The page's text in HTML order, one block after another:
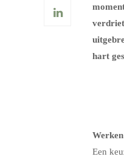
hart
Een